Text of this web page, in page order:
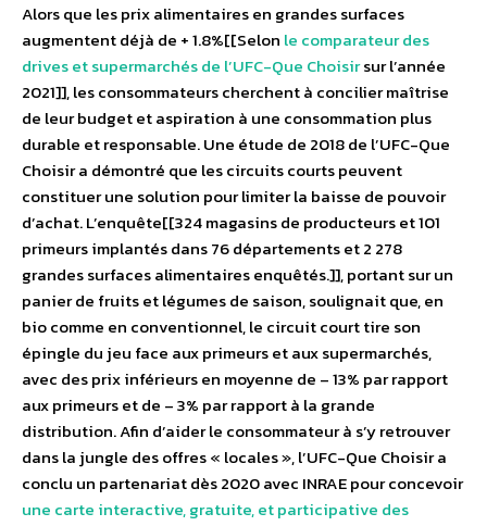
Alors que les prix alimentaires en grandes surfaces
augmentent déjà de + 1.8%[[Selon le comparateur des
drives et supermarchés de l’UFC-Que Choisirsur l’année
2021]], les consommateurs cherchent à concilier maîtrise
de leur budget et aspiration à une consommation plus
durable et responsable. Une étude de 2018 de l’UFC-Que
Choisir a démontré que les circuits courts peuvent
constituer une solution pour limiter la baisse de pouvoir
d’achat. L’enquête[[324 magasins de producteurs et 101
primeurs implantés dans 76 départements et 2 278
grandes surfaces alimentaires enquêtés.]], portant sur un
panier de fruits et légumes de saison, soulignait que, en
bio comme en conventionnel, le circuit court tire son
épingle du jeu face aux primeurs et aux supermarchés,
avec des prix inférieurs en moyenne de – 13% par rapport
aux primeurs et de – 3% par rapport à la grande
distribution. Afin d’aider le consommateur à s’y retrouver
dans la jungle des offres « locales », l’UFC-Que Choisir a
conclu un partenariat dès 2020 avec INRAE pour concevoir
une carte interactive, gratuite, et participative des